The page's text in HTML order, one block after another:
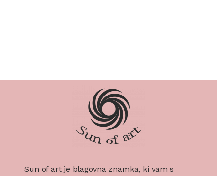
Sun of art je blagovna znamka, ki vam s